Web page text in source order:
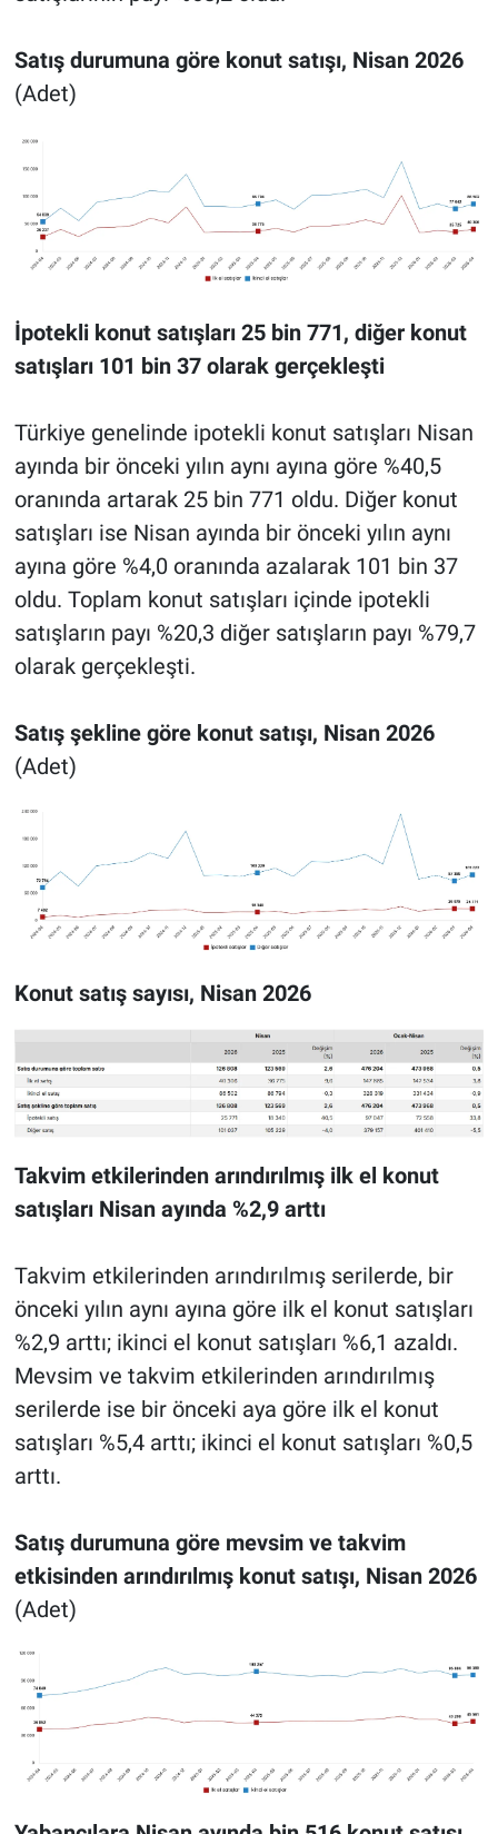
Satış durumuna göre konut satışı, Nisan 2026
(Adet)
İpotekli konut satışları 25 bin 771, diğer konut
satışları 101 bin 37 olarak gerçekleşti
Türkiye genelinde ipotekli konut satışları Nisan
ayında bir önceki yılın aynı ayına göre %40,5
oranında artarak 25 bin 771 oldu. Diğer konut
satışları ise Nisan ayında bir önceki yılın aynı
ayına göre %4,0 oranında azalarak 101 bin 37
oldu. Toplam konut satışları içinde ipotekli
satışların payı %20,3 diğer satışların payı %79,7
olarak gerçekleşti.
Satış şekline göre konut satışı, Nisan 2026
(Adet)
Konut satış sayısı, Nisan 2026
Takvim etkilerinden arındırılmış ilk el konut
satışları Nisan ayında %2,9 arttı
Takvim etkilerinden arındırılmış serilerde, bir
önceki yılın aynı ayına göre ilk el konut satışları
%2,9 arttı; ikinci el konut satışları %6,1 azaldı.
Mevsim ve takvim etkilerinden arındırılmış
serilerde ise bir önceki aya göre ilk el konut
satışları %5,4 arttı; ikinci el konut satışları %0,5
arttı.
Satış durumuna göre mevsim ve takvim
etkisinden arındırılmış konut satışı, Nisan 2026
(Adet)